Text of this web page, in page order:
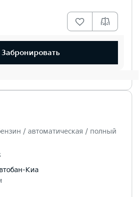
Забронировать
/ автоматическая / полный
Киа